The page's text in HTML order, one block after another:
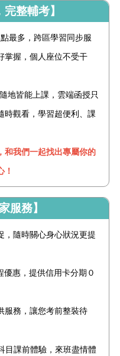
整輔考】
最多，跨區學習同步服
掌握，個人座位不受干
地皆能上課，雲端函授只
時觀看，學習超便利、課
和我們一起找出專屬你的
！
服務】
，隨時關心身心狀況更提
優惠，提供信用卡分期０
服務 ，讓您考前整裝待
目課前體驗，來班盡情體